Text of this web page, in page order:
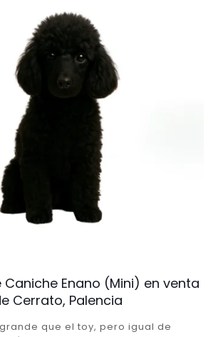
Enano (Mini) en venta
Cerrato, Palencia
que el toy, pero igual de